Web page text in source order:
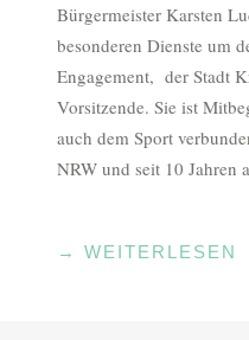
Bürgermeister Karsten
besonderen Dienste um
Engagement, der Stadt
Vorsitzende. Sie ist
auch dem Sport
NRW und seit 10 Jahren
„EHRENTELLER
→ WEITERLESEN